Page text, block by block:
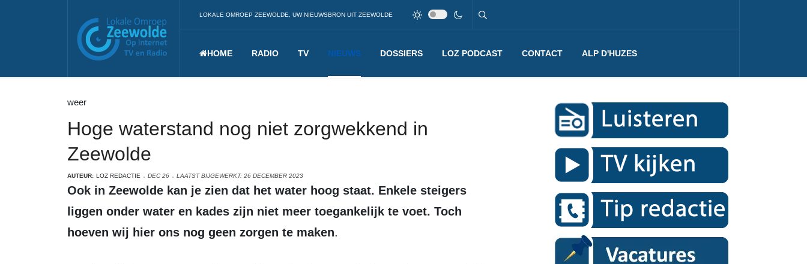
LOKALE OMROEP ZEEWOLDE, UW NIEUWSBRON UIT ZEEWOLDE
HOME RADIO TV NIEUWS DOSSIERS LOZ PODCAST CONTACT ALP D'HUZES
weer
Hoge waterstand nog niet zorgwekkend in
Zeewolde
AUTEUR: LOZ REDACTIE DEC 26 LAATST BIJGEWERKT: 26 DECEMBER 2023
Ook in Zeewolde kan je zien dat het water hoog staat. Enkele steigers
liggen onder water en kades zijn niet meer toegankelijk te voet. Toch
hoeven wij hier ons nog geen zorgen te maken.